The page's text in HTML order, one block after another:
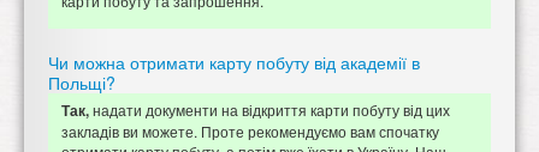
Чи можна отримати карту побуту від академії в
Польщі?
Так,надати документи на відкриття карти побуту від цих
закладів ви можете. Проте рекомендуємо вам спочатку